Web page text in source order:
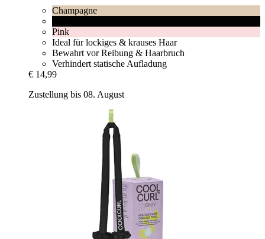
Champagne
Pink
Ideal für lockiges & krauses Haar
Bewahrt vor Reibung & Haarbruch
Verhindert statische Aufladung
€ 14,99
Zustellung bis 08. August